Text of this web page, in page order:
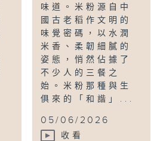
味道。米粉源自中
國古老稻作文明的
味覺密碼，以水潤
米香、柔韌細膩的
姿態，悄然佔據了
不少人的三餐之
始。米粉那種與生
俱來的「和諧」...
05/06/2026
收看